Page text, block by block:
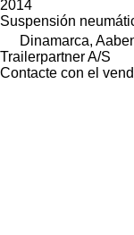
2014
Suspensión
Dinamarca,
Trailerpartner A/S
Contacte con el